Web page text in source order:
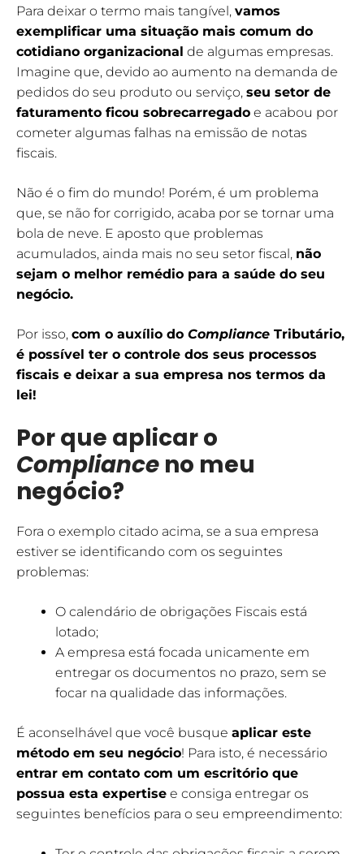
Para deixar o termo mais tangível, vamos
exemplificar uma situação mais comum do
cotidiano organizacional de algumas empresas.
Imagine que, devido ao aumento na demanda de
pedidos do seu produto ou serviço, seu setor de
faturamento ficou sobrecarregado e acabou por
cometer algumas falhas na emissão de notas
fiscais.
Não é o fim do mundo! Porém, é um problema
que, se não for corrigido, acaba por se tornar uma
bola de neve. E aposto que problemas
acumulados, ainda mais no seu setor fiscal, não
sejam o melhor remédio para a saúde do seu
negócio.
Por isso, com o auxílio do Compliance Tributário,
é possível ter o controle dos seus processos
fiscais e deixar a sua empresa nos termos da
lei!
Por que aplicar o
Compliance no meu
negócio?
Fora o exemplo citado acima, se a sua empresa
estiver se identificando com os seguintes
problemas:
O calendário de obrigações Fiscais está
lotado;
A empresa está focada unicamente em
entregar os documentos no prazo, sem se
focar na qualidade das informações.
É aconselhável que você busque aplicar este
método em seu negócio! Para isto, é necessário
entrar em contato com um escritório que
possua esta expertise e consiga entregar os
seguintes benefícios para o seu empreendimento: